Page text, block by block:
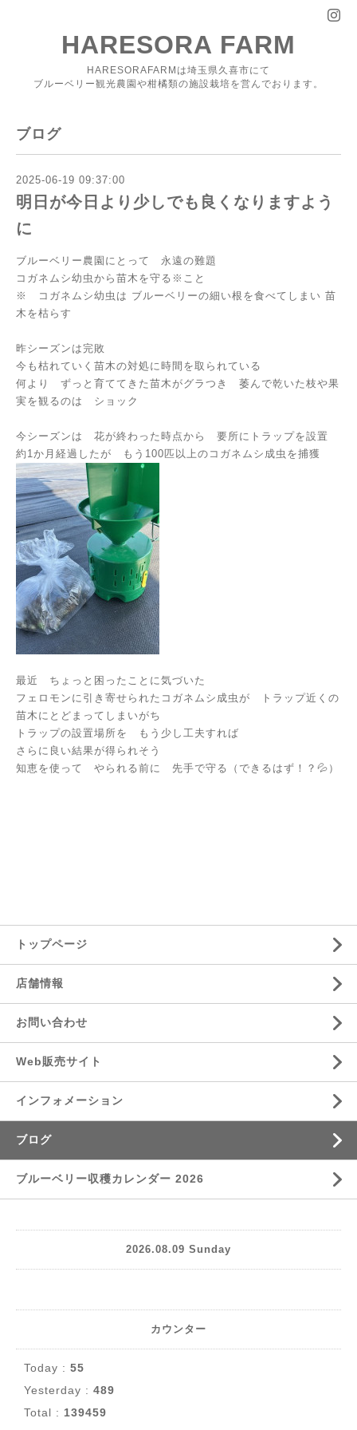
HARESORA FARM
HARESORAFARMは埼玉県久喜市にて
ブルーベリー観光農園や柑橘類の施設栽培を営んでおります。
ブログ
2025-06-19 09:37:00
明日が今日より少しでも良くなりますよう
に
ブルーベリー農園にとって 永遠の難題
コガネムシ幼虫から苗木を守る※こと
※ コガネムシ幼虫は ブルーベリーの細い根を食べてしまい 苗
木を枯らす
昨シーズンは完敗
今も枯れていく苗木の対処に時間を取られている
何より ずっと育ててきた苗木がグラつき 萎んで乾いた枝や果
実を観るのは ショック
今シーズンは 花が終わった時点から 要所にトラップを設置
約1か月経過したが もう100匹以上のコガネムシ成虫を捕獲
最近 ちょっと困ったことに気づいた
フェロモンに引き寄せられたコガネムシ成虫が トラップ近くの
苗木にとどまってしまいがち
トラップの設置場所を もう少し工夫すれば
さらに良い結果が得られそう
知恵を使って やられる前に 先手で守る（できるはず！？💦）
トップページ
店舗情報
お問い合わせ
Web販売サイト
インフォメーション
ブログ
ブルーベリー収穫カレンダー 2026
2026.08.09 Sunday
カウンター
Today : 55
Yesterday : 489
Total : 139459